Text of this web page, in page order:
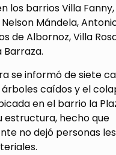
los barrios Villa
Mándela,
de Albornoz, Villa
Barraza.
se informó de siete
caídos y el
en el barrio la
estructura, hecho que
no dejó personas